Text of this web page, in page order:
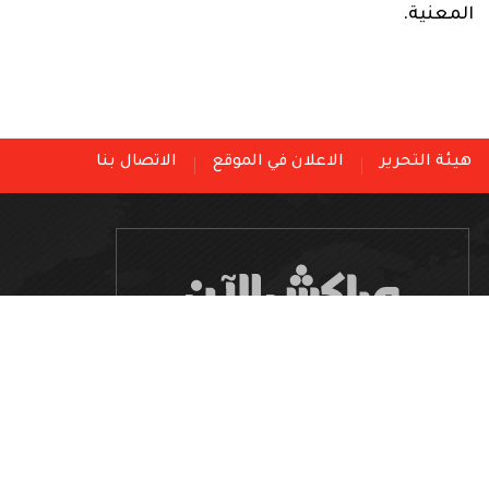
المعنية.
هيئة التحرير الاعلان في الموقع الاتصال بنا